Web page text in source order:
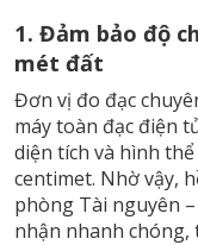
1. Đảm bảo độ
mét đất
Đơn vị đo đạc
máy toàn đạc điện
diện tích và hình
centimet. Nhờ vậy,
phòng Tài nguyên
nhận nhanh chóng,